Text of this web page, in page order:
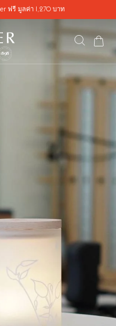
ฟรี มูลค่า 1,270 บาท
ค้นหา
ต